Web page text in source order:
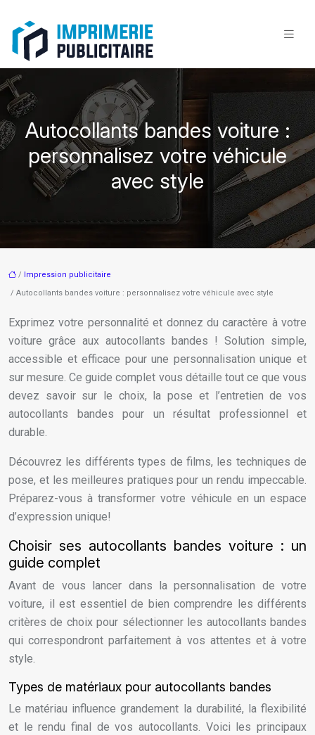
Autocollants bandes voiture :
personnalisez votre véhicule
avec style
/
Impression publicitaire
/ Autocollants bandes voiture : personnalisez votre véhicule avec style
Exprimez votre personnalité et donnez du caractère à votre
voiture grâce aux autocollants bandes ! Solution simple,
accessible et efficace pour une personnalisation unique et
sur mesure. Ce guide complet vous détaille tout ce que vous
devez savoir sur le choix, la pose et l’entretien de vos
autocollants bandes pour un résultat professionnel et
durable.
Découvrez les différents types de films, les techniques de
pose, et les meilleures pratiques pour un rendu impeccable.
Préparez-vous à transformer votre véhicule en un espace
d’expression unique!
Choisir ses autocollants bandes voiture : un
guide complet
Avant de vous lancer dans la personnalisation de votre
voiture, il est essentiel de bien comprendre les différents
critères de choix pour sélectionner les autocollants bandes
qui correspondront parfaitement à vos attentes et à votre
style.
Types de matériaux pour autocollants bandes
Le matériau influence grandement la durabilité, la flexibilité
et le rendu final de vos autocollants. Voici les principaux